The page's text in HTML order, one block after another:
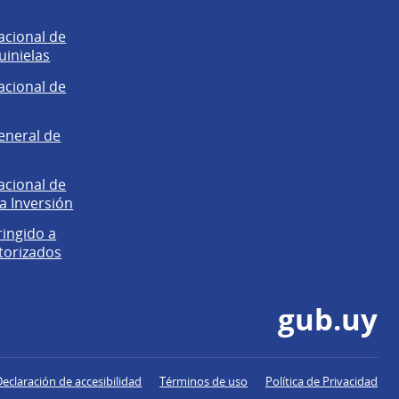
de
de
de
de
Inversión
a
gub.uy
de accesibilidad Términos de uso Política de Privacidad